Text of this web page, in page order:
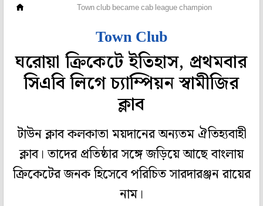
Town club became cab league champion
Town Club
ঘরোয়া ক্রিকেটে ইতিহাস, প্রথমবার
সিএবি লিগে চ্যাম্পিয়ন স্বামীজির
ক্লাব
টাউন ক্লাব কলকাতা ময়দানের অন্যতম ঐতিহ্যবাহী
ক্লাব। তাদের প্রতিষ্ঠার সঙ্গে জড়িয়ে আছে বাংলায়
ক্রিকেটের জনক হিসেবে পরিচিত সারদারঞ্জন রায়ের
নাম।